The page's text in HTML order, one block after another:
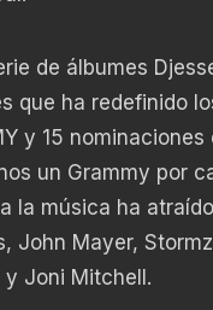
de álbumes
que ha redefinido
y 15
un Grammy por
la música ha
John Mayer,
y Joni Mitchell.